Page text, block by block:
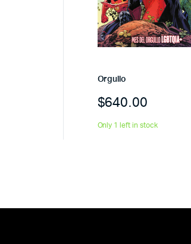
Orgullo
$640.00
Only 1 left in stock